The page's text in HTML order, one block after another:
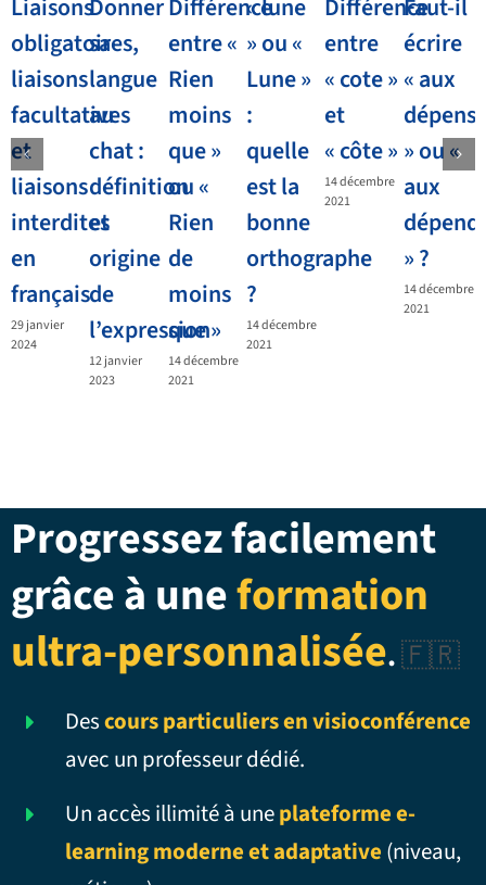
Liaisons
obligatoires,
liaisons
facultatives
et
liaisons
interdites
en
français
29 janvier
2024
Donner
sa
langue
au
chat :
définition
et
origine
de
l’expression
12 janvier
2023
Différence
entre «
Rien
moins
que »
ou «
Rien
de
moins
que »
14 décembre
2021
« lune
» ou «
Lune »
:
quelle
est la
bonne
orthographe
?
14 décembre
2021
Différence
entre
« cote »
et
« côte »
14 décembre
2021
Faut-il
écrire
« aux
dépens
» ou «
aux
» ?
14 décembre
2021
Progressez facilement
grâce à uneformation
ultra-personnalisée.🇫🇷
Descours particuliers en visioconférence
avec un professeur dédié.
Un accès illimité à uneplateforme e-
learning moderne et adaptative (niveau,